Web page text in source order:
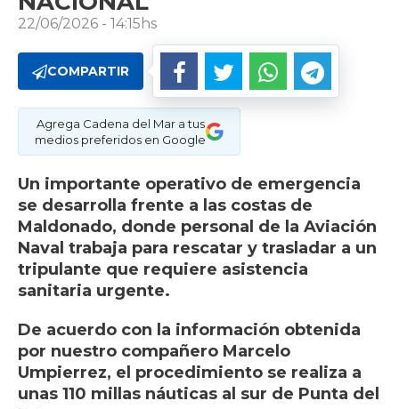
22/06/2026 - 14:15hs
COMPARTIR
Agrega Cadena del Mar a tus
medios preferidos en Google
Un importante operativo de emergencia
se desarrolla frente a las costas de
Maldonado, donde personal de la Aviación
Naval trabaja para rescatar y trasladar a un
tripulante que requiere asistencia
sanitaria urgente.
De acuerdo con la información obtenida
por nuestro compañero Marcelo
Umpierrez, el procedimiento se realiza a
unas 110 millas náuticas al sur de Punta del